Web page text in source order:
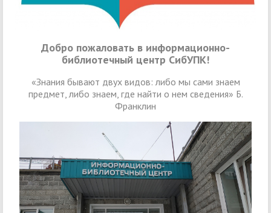
Добро пожаловать в информационно-
библиотечный центр СибУПК!
«Знания бывают двух видов: либо мы сами знаем
предмет, либо знаем, где найти о нем сведения» Б.
Франклин